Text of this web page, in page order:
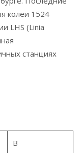
колеи 1524
LHS (Linia
станциях
B